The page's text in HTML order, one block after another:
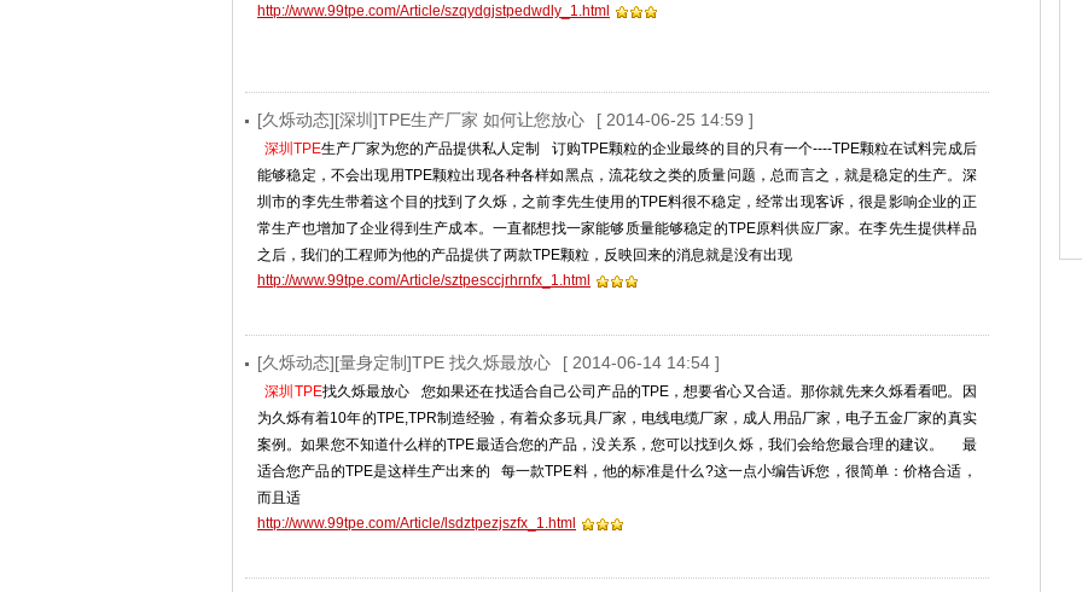
http://www.99tpe.com/Article/szqydgjstpedwdly_1.html
[久烁动态][深圳]TPE生产厂家 如何让您放心 [ 2014-06-25 14:59 ]
深圳TPE生产厂家为您的产品提供私人定制 订购TPE颗粒的企业最终的目的只有一个----TPE颗粒在试料完成后
能够稳定，不会出现用TPE颗粒出现各种各样如黑点，流花纹之类的质量问题，总而言之，就是稳定的生产。深
圳市的李先生带着这个目的找到了久烁，之前李先生使用的TPE料很不稳定，经常出现客诉，很是影响企业的正
常生产也增加了企业得到生产成本。一直都想找一家能够质量能够稳定的TPE原料供应厂家。在李先生提供样品
之后，我们的工程师为他的产品提供了两款TPE颗粒，反映回来的消息就是没有出现
http://www.99tpe.com/Article/sztpesccjrhrnfx_1.html
[久烁动态][量身定制]TPE 找久烁最放心 [ 2014-06-14 14:54 ]
深圳TPE找久烁最放心 您如果还在找适合自己公司产品的TPE，想要省心又合适。那你就先来久烁看看吧。因
为久烁有着10年的TPE,TPR制造经验，有着众多玩具厂家，电线电缆厂家，成人用品厂家，电子五金厂家的真实
案例。如果您不知道什么样的TPE最适合您的产品，没关系，您可以找到久烁，我们会给您最合理的建议。 最
适合您产品的TPE是这样生产出来的 每一款TPE料，他的标准是什么?这一点小编告诉您，很简单：价格合适，
而且适
http://www.99tpe.com/Article/lsdztpezjszfx_1.html